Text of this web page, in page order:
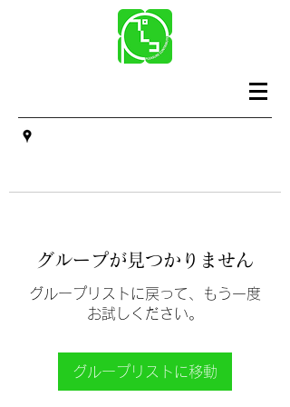
グループが見つかりません
グループリストに戻って、もう一度
お試しください。
グループリストに移動